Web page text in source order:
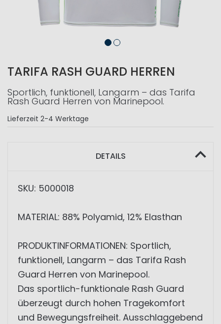
TARIFA RASH GUARD HERREN
Sportlich, funktionell, Langarm – das Tarifa
Rash Guard Herren von Marinepool.
Lieferzeit 2-4 Werktage
DETAILS
SKU: 5000018
MATERIAL: 88% Polyamid, 12% Elasthan
PRODUKTINFORMATIONEN: Sportlich,
funktionell, Langarm – das Tarifa Rash
Guard Herren von Marinepool.
Das sportlich-funktionale Rash Guard
überzeugt durch hohen Tragekomfort
und Bewegungsfreiheit. Ausschlaggebend